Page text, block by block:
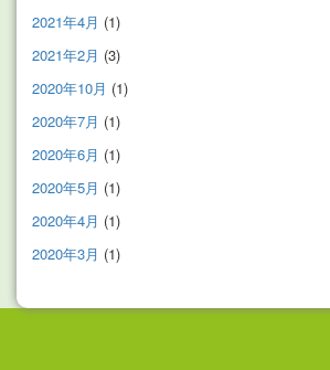
2021年4月 (1)
2021年2月 (3)
2020年10月 (1)
2020年7月 (1)
2020年6月 (1)
2020年5月 (1)
2020年4月 (1)
2020年3月 (1)